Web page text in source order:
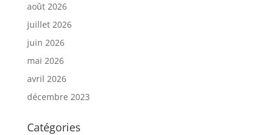
août 2026
juillet 2026
juin 2026
mai 2026
avril 2026
décembre 2023
Catégories